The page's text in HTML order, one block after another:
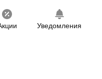
Уведомления